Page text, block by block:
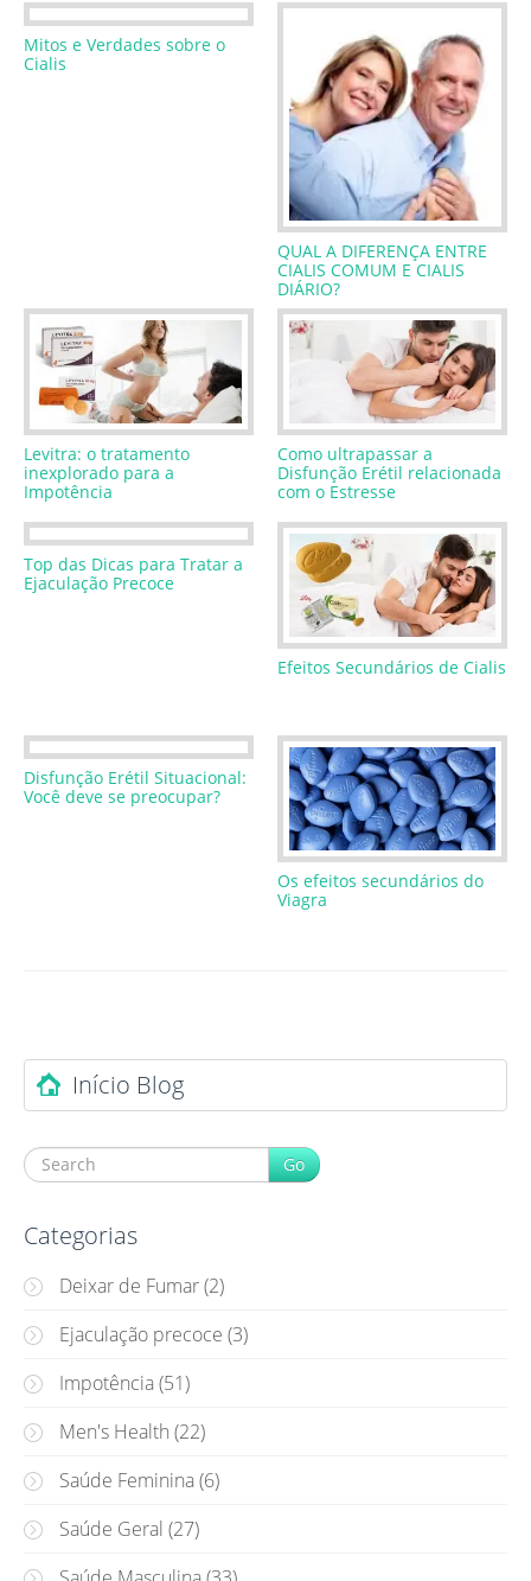
Mitos e Verdades sobre o
Cialis
QUAL A DIFERENÇA ENTRE
CIALIS COMUM E CIALIS
DIÁRIO?
Levitra: o tratamento
inexplorado para a
Impotência
Como ultrapassar a
Disfunção Erétil relacionada
com o Estresse
Top das Dicas para Tratar a
Ejaculação Precoce
Efeitos Secundários de Cialis
Disfunção Erétil Situacional:
Você deve se preocupar?
Os efeitos secundários do
Viagra
Início Blog
Go
Categorias
Deixar de Fumar(2)
Ejaculação precoce (3)
Impotência(51)
Men's Health (22)
Saúde Feminina(6)
Saúde Geral (27)